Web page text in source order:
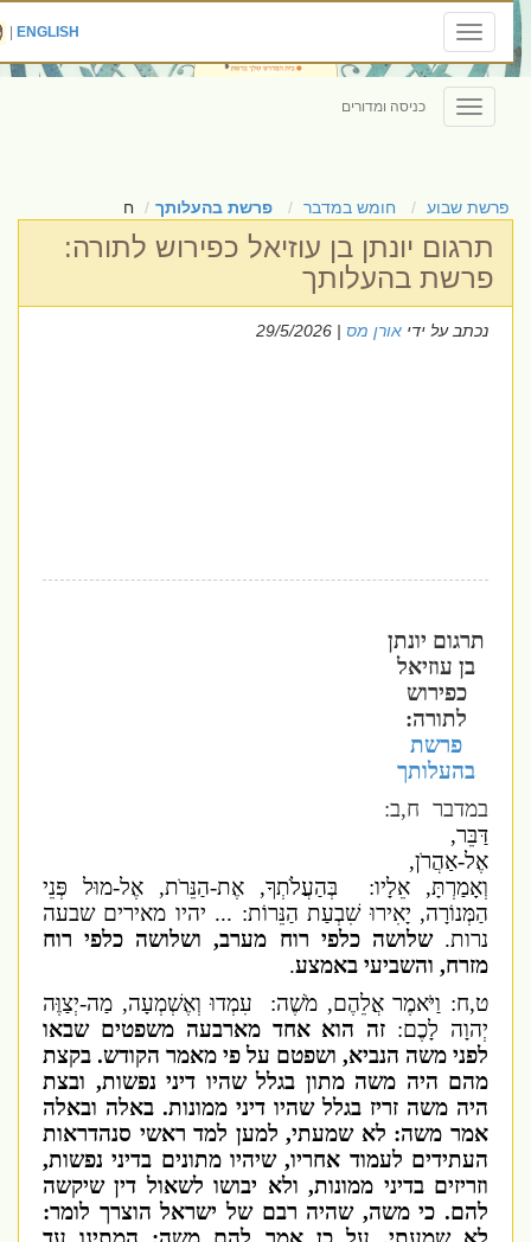
Toggle
navigation
ENGLISH
|
Toggle
navigation
כניסה ומדורים
פרשת שבוע חומש במדבר פרשת בהעלותך ח
תרגום יונתן בן עוזיאל כפירוש לתורה:
פרשת בהעלותך
נכתב על ידיאורן מס| 29/5/2026
תרגום יונתן
בן עוזיאל
כפירוש
לתורה:
פרשת
בהעלותך
במדבר ח,ב:
דַּבֵּר,
אֶל-אַהֲרֹן,
וְאָמַרְתָּ, אֵלָיו: בְּהַעֲלֹתְךָ, אֶת-הַנֵּרֹת, אֶל-מוּל פְּנֵי
הַמְּנוֹרָה, יָאִירוּ שִׁבְעַת הַנֵּרוֹת: ... יהיו מאירים שבעה
נרות.שלושה כלפי רוח מערב, ושלושה כלפי רוח
מזרח, והשביעי באמצע.
ט,ח: וַיֹּאמֶר אֲלֵהֶם, מֹשֶׁה: עִמְדוּ וְאֶשְׁמְעָה, מַה-יְצַוֶּה
יְהוָה לָכֶם:זה הוא אחד מארבעה משפטים שבאו
לפני משה הנביא, ושפטם על פי מאמר הקודש. בקצת
מהם היה משה מתון בגלל שהיו דיני נפשות, ובצת
היה משה זריז בגלל שהיו דיני ממונות. באלה ובאלה
אמר משה: לא שמעתי, למען למד ראשי סנהדראות
העתידים לעמוד אחריו, שיהיו מתונים בדיני נפשות,
וזריזים בדיני ממונות, ולא יבושו לשאול דין שיקשה
להם. כי משה, שהיה רבם של ישראל הוצרך לומר: